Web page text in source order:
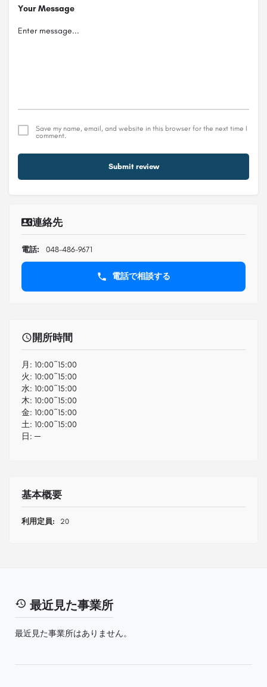
Your Message
Save my name, email, and website in this browser for the next time I
comment.
Submit review
連絡先
電話: 048-486-9671
電話で相談する
開所時間
月: 10:00~15:00
火: 10:00~15:00
水: 10:00~15:00
木: 10:00~15:00
金: 10:00~15:00
土: 10:00~15:00
日: ─
基本概要
利用定員: 20
最近見た事業所
最近見た事業所はありません。